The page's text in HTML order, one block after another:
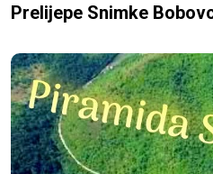
Prelijepe Snimke